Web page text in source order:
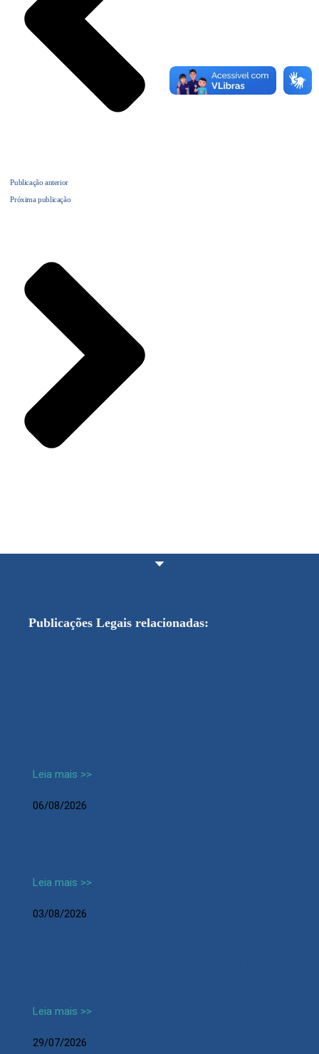
Publicação anterior
Próxima publicação
Publicações Legais relacionadas:
Leia mais >>
06/08/2026
Leia mais >>
03/08/2026
Leia mais >>
29/07/2026